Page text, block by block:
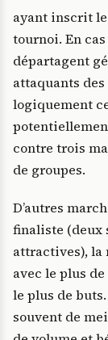
ayant inscrit le
tournoi. En
départagent
attaquants
logiquement
contre trois
de groupes.
D’autres
finaliste (deux
attractives), la
avec le plus
le plus de
souvent de